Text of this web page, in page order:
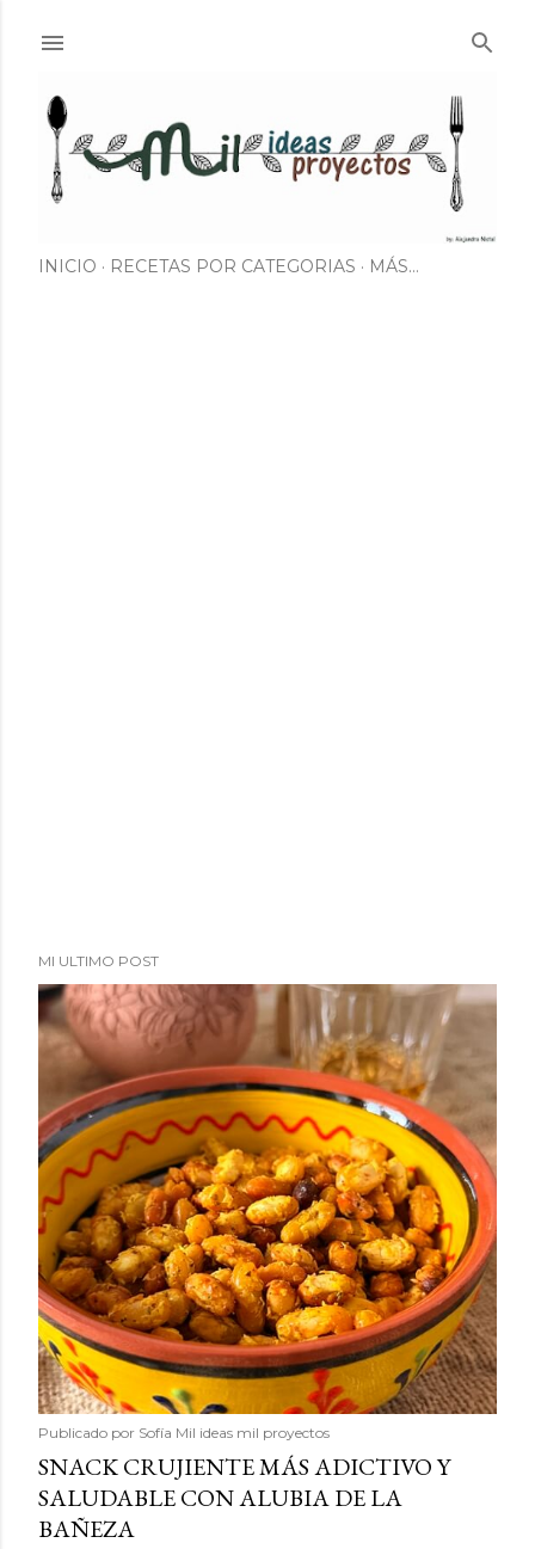
INICIO RECETAS POR CATEGORIAS MÁS…
MI ULTIMO POST
Publicado por Sofía Mil ideas mil proyectos
SNACK CRUJIENTE MÁS ADICTIVO Y
SALUDABLE CON ALUBIA DE LA
BAÑEZA